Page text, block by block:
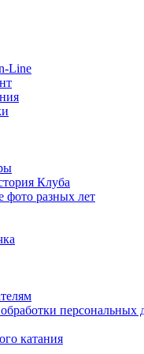
Line
Клуба
фото разных лет
персональных
катания